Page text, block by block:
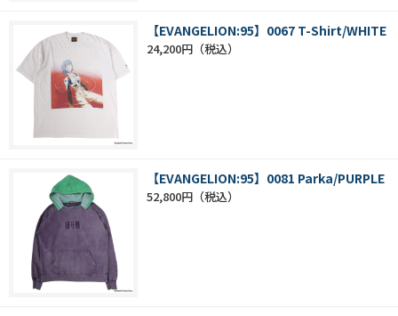
【EVANGELION:95】0067 T-Shirt/WHITE
24,200円
【EVANGELION:95】0081 Parka/PURPLE
52,800円